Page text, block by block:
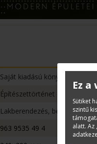
Saját kiadású könyvek
Építészettörténet
Lakberendezés, belsőépítészet
963 9535 49 4
Ez
Sütiket
szintű
alatt. Az